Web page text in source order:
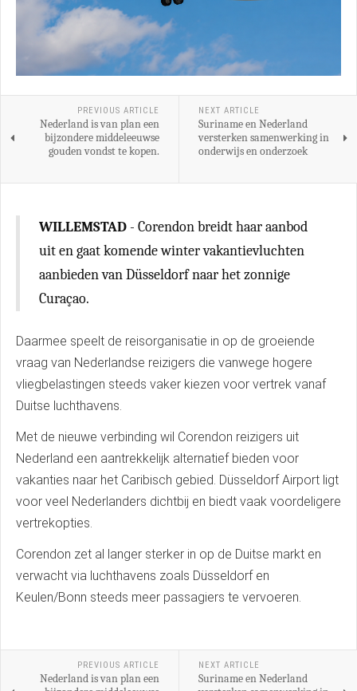
PREVIOUS ARTICLE
Nederland is van plan een
bijzondere middeleeuwse
gouden vondst te kopen.
NEXT ARTICLE
Suriname en Nederland
versterken samenwerking in
onderwijs en onderzoek
WILLEMSTAD - Corendon breidt haar aanbod
uit en gaat komende winter vakantievluchten
aanbieden van Düsseldorf naar het zonnige
Curaçao.
Daarmee speelt de reisorganisatie in op de groeiende
vraag van Nederlandse reizigers die vanwege hogere
vliegbelastingen steeds vaker kiezen voor vertrek vanaf
Duitse luchthavens.
Met de nieuwe verbinding wil Corendon reizigers uit
Nederland een aantrekkelijk alternatief bieden voor
vakanties naar het Caribisch gebied. Düsseldorf Airport ligt
voor veel Nederlanders dichtbij en biedt vaak voordeligere
vertrekopties.
Corendon zet al langer sterker in op de Duitse markt en
verwacht via luchthavens zoals Düsseldorf en
Keulen/Bonn steeds meer passagiers te vervoeren.
PREVIOUS ARTICLE
Nederland is van plan een
NEXT ARTICLE
Suriname en Nederland